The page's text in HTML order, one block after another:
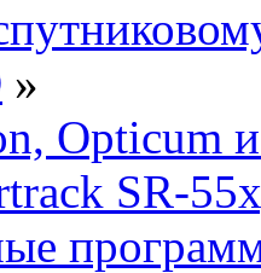
»
Opticum
SR-